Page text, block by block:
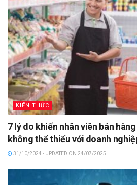
KIẾN THỨC
7 lý do khiến nhân viên bán
không thể thiếu với doanh
31/10/2024 - UPDATED ON 24/07/2025